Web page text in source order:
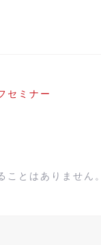
セミナー
ことはありません。